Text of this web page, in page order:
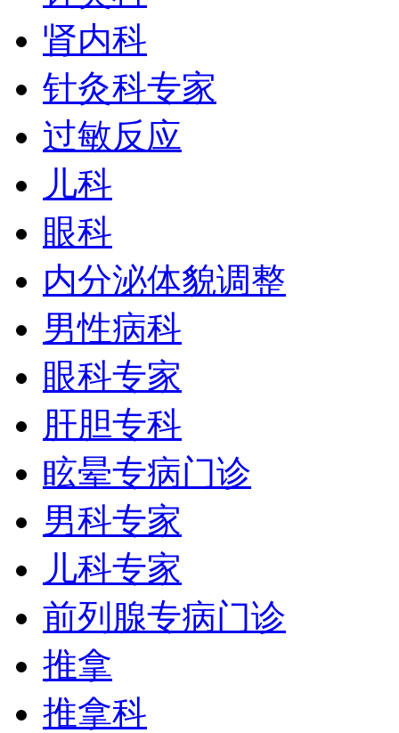
肾内科
针灸科专家
过敏反应
儿科
眼科
内分泌体貌调整
男性病科
眼科专家
肝胆专科
眩晕专病门诊
男科专家
儿科专家
前列腺专病门诊
推拿
推拿科